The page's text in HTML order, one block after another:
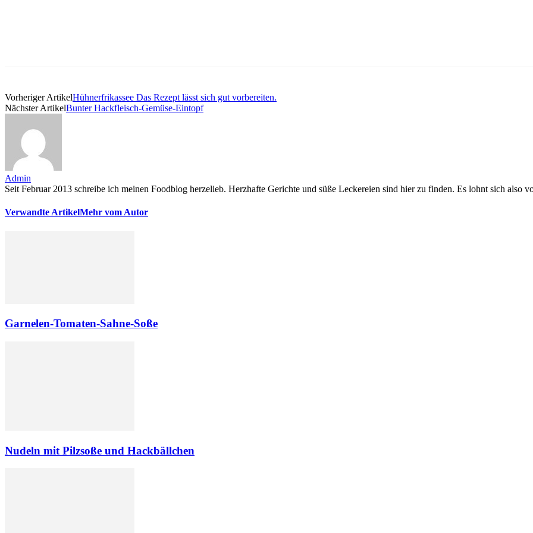
Vorheriger ArtikelHühnerfrikassee Das Rezept lässt sich gut vorbereiten.
Nächster ArtikelBunter Hackfleisch-Gemüse-Eintopf
Admin
Seit Februar 2013 schreibe ich meinen Foodblog herzelieb. Herzhafte Gerichte und süße Leckereien sind hier zu finden. Es lohnt sich also
Verwandte ArtikelMehr vom Autor
Garnelen-Tomaten-Sahne-Soße
Nudeln mit Pilzsoße und Hackbällchen